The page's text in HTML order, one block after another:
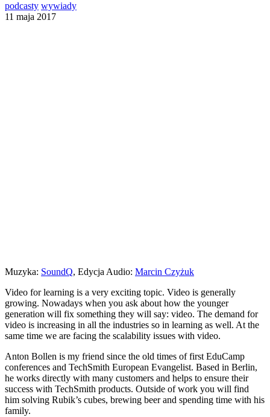
podcasty wywiady
11 maja 2017
Muzyka: SoundQ, Edycja Audio: Marcin Czyżuk
Video for learning is a very exciting topic. Video is generally
growing. Nowadays when you ask about how the younger
generation will fix something they will say: video. The demand for
video is increasing in all the industries so in learning as well. At the
same time we are facing the scalability issues with video.
Anton Bollen is my friend since the old times of first EduCamp
conferences and TechSmith European Evangelist. Based in Berlin,
he works directly with many customers and helps to ensure their
success with TechSmith products. Outside of work you will find
him solving Rubik’s cubes, brewing beer and spending time with his
family.